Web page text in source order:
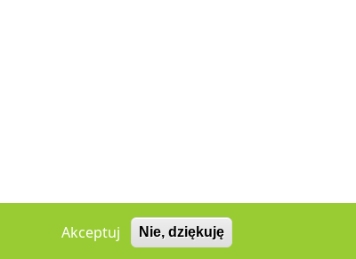
Akceptuj Nie, dziękuję